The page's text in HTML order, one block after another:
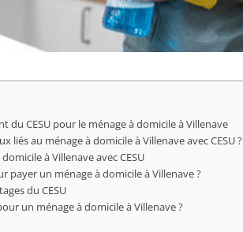
CESU pour le ménage à domicile à Villenave
liés au ménage à domicile à Villenave avec CESU ?
à Villenave avec CESU
payer un ménage à domicile à Villenave ?
du CESU
un ménage à domicile à Villenave ?